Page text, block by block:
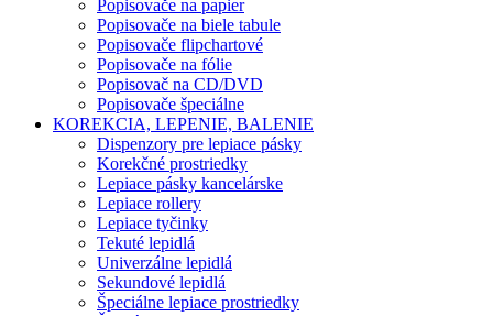
Popisovače na papier
Popisovače na biele tabule
Popisovače flipchartové
Popisovače na fólie
Popisovač na CD/DVD
Popisovače špeciálne
KOREKCIA, LEPENIE, BALENIE
Dispenzory pre lepiace pásky
Korekčné prostriedky
Lepiace pásky kancelárske
Lepiace rollery
Lepiace tyčinky
Tekuté lepidlá
Univerzálne lepidlá
Sekundové lepidlá
Špeciálne lepiace prostriedky